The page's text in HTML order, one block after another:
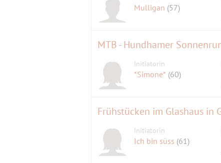
Mulligan (57)
MTB - Hundhamer
Initiatorin
*Simone* (60)
Frühstücken im Glashaus in
Initiatorin
Ich bin süss (61)